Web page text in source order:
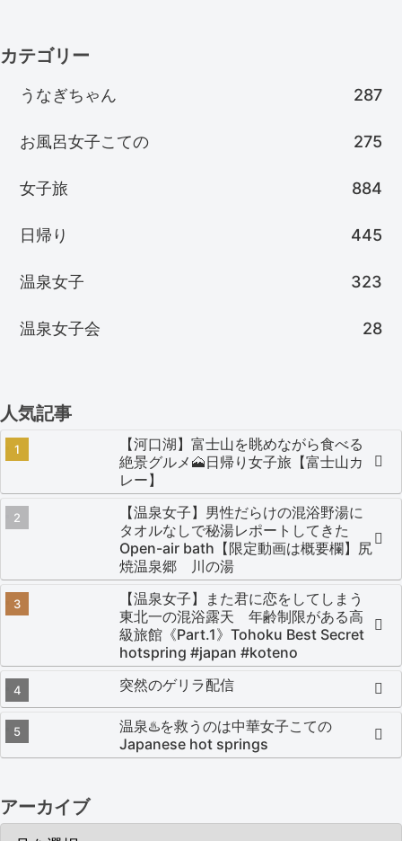
カテゴリー
うなぎちゃん 287
お風呂女子こての 275
女子旅 884
日帰り 445
温泉女子 323
温泉女子会 28
人気記事
【河口湖】富士山を眺めながら食べる
絶景グルメ🗻日帰り女子旅【富士山カ
レー】
【温泉女子】男性だらけの混浴野湯に
タオルなしで秘湯レポートしてきた
Open-air bath【限定動画は概要欄】尻
焼温泉郷 川の湯
【温泉女子】また君に恋をしてしまう
東北一の混浴露天 年齢制限がある高
級旅館《Part.1》Tohoku Best Secret
hotspring #japan #koteno
突然のゲリラ配信
温泉♨️を救うのは中華女子こての
Japanese hot springs
アーカイブ